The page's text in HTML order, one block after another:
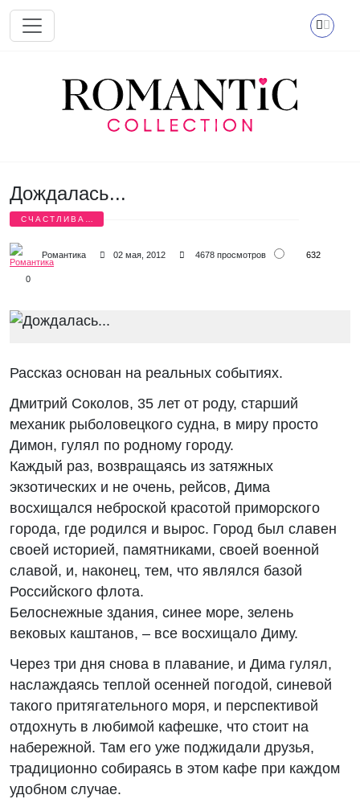
Перейти к основному содержанию
Дождалась...
СЧАСТЛИВАЯ
Романтика 02 мая, 2012 4678 просмотров 632
0
Рассказ основан на реальных событиях.
Дмитрий Соколов, 35 лет от роду, старший
механик рыболовецкого судна, в миру просто
Димон, гулял по родному городу.
Каждый раз, возвращаясь из затяжных
экзотических и не очень, рейсов, Дима
восхищался неброской красотой приморского
города, где родился и вырос. Город был славен
своей историей, памятниками, своей военной
славой, и, наконец, тем, что являлся базой
Российского флота.
Белоснежные здания, синее море, зелень
вековых каштанов, – все восхищало Диму.
Через три дня снова в плавание, и Дима гулял,
наслаждаясь теплой осенней погодой, синевой
такого притягательного моря, и перспективой
отдохнуть в любимой кафешке, что стоит на
набережной. Там его уже поджидали друзья,
традиционно собираясь в этом кафе при каждом
удобном случае.